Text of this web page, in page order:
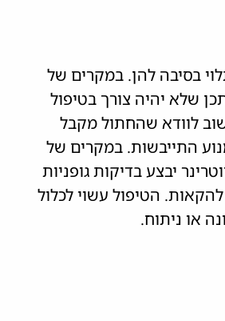
בסיבה להן. במקרים של
שלא יהיה צורך בטיפול
לוודא שהחתול מקבל
התייבשות. במקרים של
יבצע בדיקות גופניות
הטיפול עשוי לכלול
או ניתוח.